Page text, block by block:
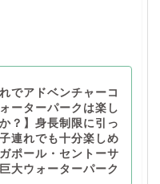
れでアドベンチャーコ
ーターパークは楽し
？】身長制限に引っ
連れでも十分楽しめ
ポール・セントーサ
大ウォーターパーク